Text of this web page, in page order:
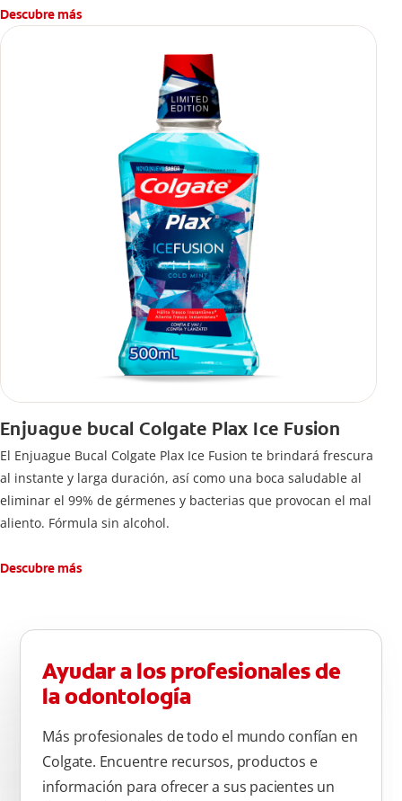
Descubre más
Enjuague bucal Colgate Plax Ice Fusion
El Enjuague Bucal Colgate Plax Ice Fusion te brindará frescura
al instante y larga duración, así como una boca saludable al
eliminar el 99% de gérmenes y bacterias que provocan el mal
aliento. Fórmula sin alcohol.
Descubre más
Ayudar a los profesionales de
la odontología
Más profesionales de todo el mundo confían en
Colgate. Encuentre recursos, productos e
información para ofrecer a sus pacientes un